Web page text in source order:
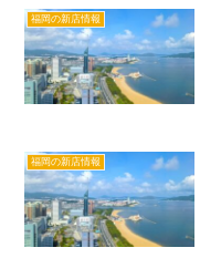
福岡の新店情報
福岡の新店情報